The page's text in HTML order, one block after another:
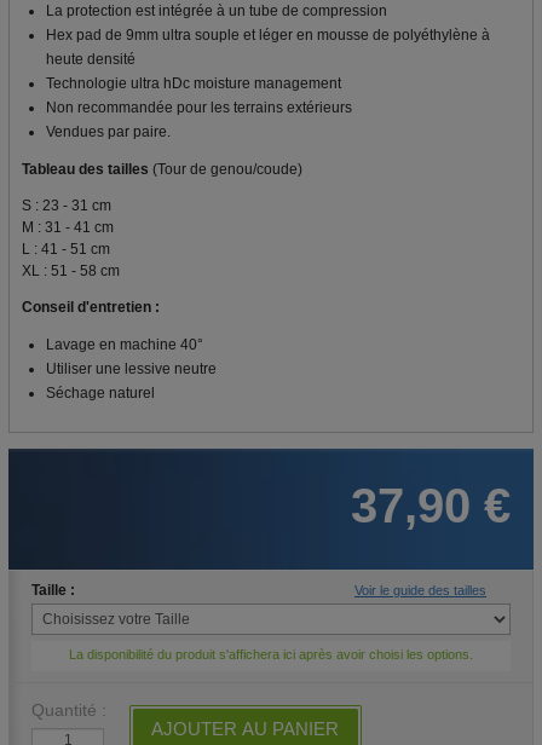
La protection est intégrée à un tube de compression
Hex pad de 9mm ultra souple et léger en mousse de polyéthylène à
heute densité
Technologie ultra hDc moisture management
Non recommandée pour les terrains extérieurs
Vendues par paire.
Tableau des tailles (Tour de genou/coude)
S : 23 - 31 cm
M : 31 - 41 cm
L : 41 - 51 cm
XL : 51 - 58 cm
Conseil d'entretien :
Lavage en machine 40°
Utiliser une lessive neutre
Séchage naturel
37,90 €
Taille : Voir le guide des tailles
La disponibilité du produit s'affichera ici après avoir choisi les options.
Quantité :
AJOUTER AU PANIER